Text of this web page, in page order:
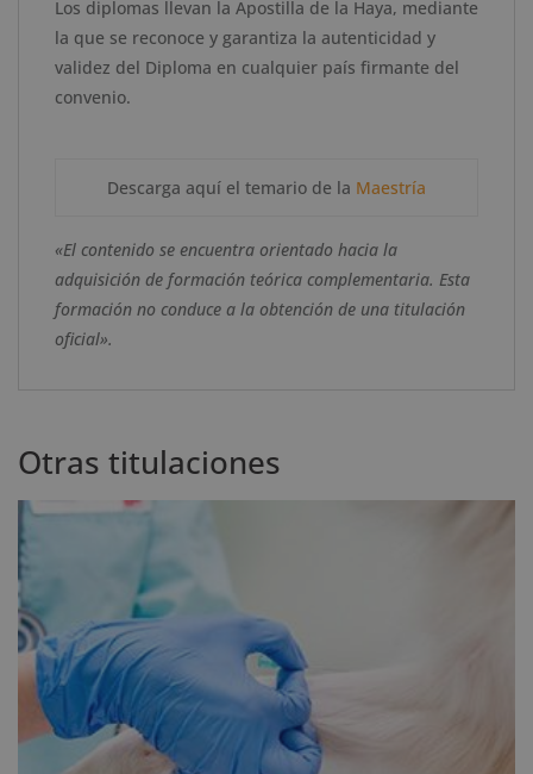
Los diplomas llevan la Apostilla de la Haya, mediante
la que se reconoce y garantiza la autenticidad y
validez del Diploma en cualquier país firmante del
convenio.
Descarga aquí el temario de la Maestría
«El contenido se encuentra orientado hacia la
adquisición de formación teórica complementaria. Esta
formación no conduce a la obtención de una titulación
oficial».
Otras titulaciones